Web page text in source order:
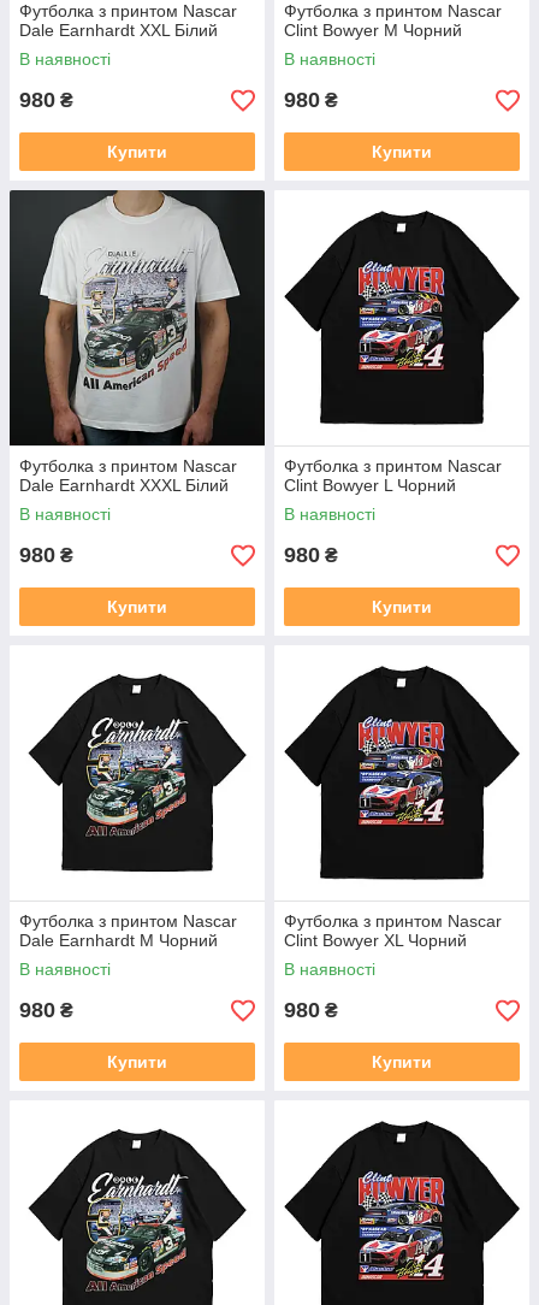
Футболка з принтом Nascar
Dale Earnhardt XXL Білий
В наявності
980 ₴
Купити
Футболка з принтом Nascar
Clint Bowyer M Чорний
В наявності
980 ₴
Купити
Футболка з принтом Nascar
Dale Earnhardt XXXL Білий
В наявності
980 ₴
Купити
Футболка з принтом Nascar
Clint Bowyer L Чорний
В наявності
980 ₴
Купити
Футболка з принтом Nascar
Dale Earnhardt M Чорний
В наявності
980 ₴
Купити
Футболка з принтом Nascar
Clint Bowyer XL Чорний
В наявності
980 ₴
Купити